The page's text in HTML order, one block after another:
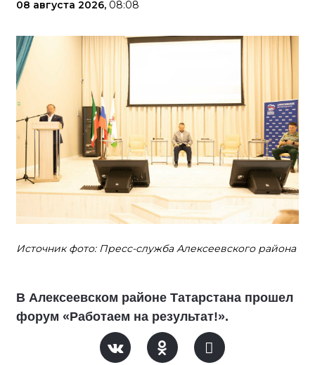
08 августа 2026, 08:08
Источник фото: Пресс-служба Алексеевского района
В Алексеевском районе Татарстана прошел
форум «Работаем на результат!».